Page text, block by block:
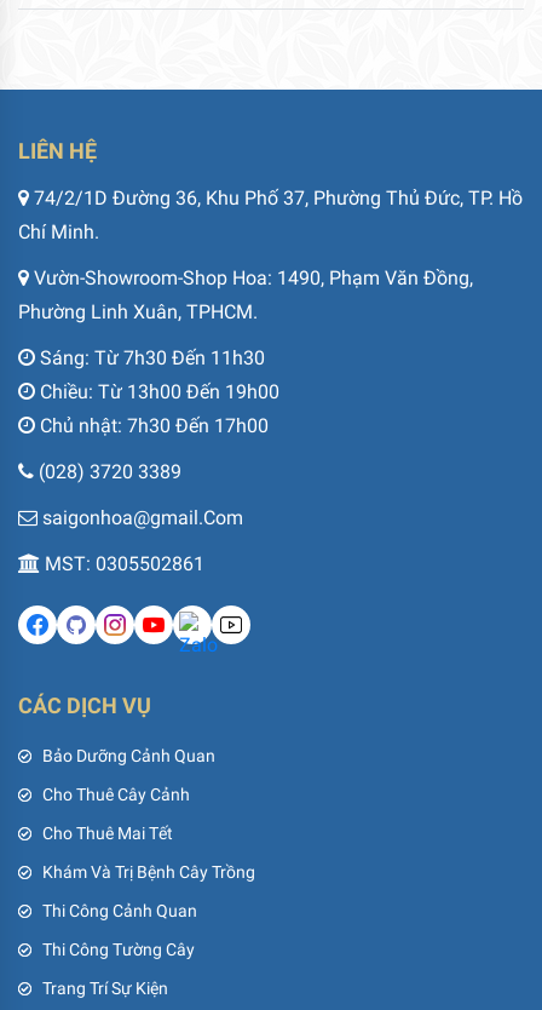
LIÊN HỆ
74/2/1D Đường 36, Khu Phố 37, Phường Thủ Đức, TP. Hồ
Chí Minh.
Vườn-Showroom-Shop Hoa: 1490, Phạm Văn Đồng,
Phường Linh Xuân, TPHCM.
Sáng: Từ 7h30 Đến 11h30
Chiều: Từ 13h00 Đến 19h00
Chủ nhật: 7h30 Đến 17h00
(028) 3720 3389
saigonhoa@gmail.Com
MST: 0305502861
CÁC DỊCH VỤ
Bảo Dưỡng Cảnh Quan
Cho Thuê Cây Cảnh
Cho Thuê Mai Tết
Khám Và Trị Bệnh Cây Trồng
Thi Công Cảnh Quan
Thi Công Tường Cây
Trang Trí Sự Kiện